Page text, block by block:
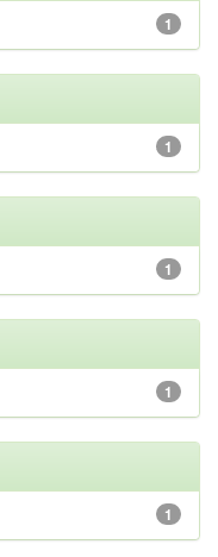
1
1
1
1
1